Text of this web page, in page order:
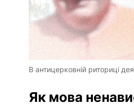
В антицерковній риториці
Як мова